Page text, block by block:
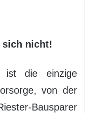
nicht!
ist die einzige
von der
Bausparer